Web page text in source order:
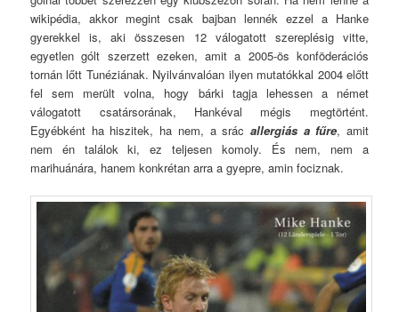
wikipédia, akkor megint csak bajban lennék ezzel a Hanke
gyerekkel is, aki összesen 12 válogatott szereplésig vitte,
egyetlen gólt szerzett ezeken, amit a 2005-ös konföderációs
tornán lőtt Tunéziának. Nyilvánvalóan ilyen mutatókkal 2004 előtt
fel sem merült volna, hogy bárki tagja lehessen a német
válogatott csatársorának, Hankéval mégis megtörtént.
Egyébként ha hiszitek, ha nem, a srác allergiás a fűre, amit
nem én találok ki, ez teljesen komoly. És nem, nem a
marihuánára, hanem konkrétan arra a gyepre, amin fociznak.